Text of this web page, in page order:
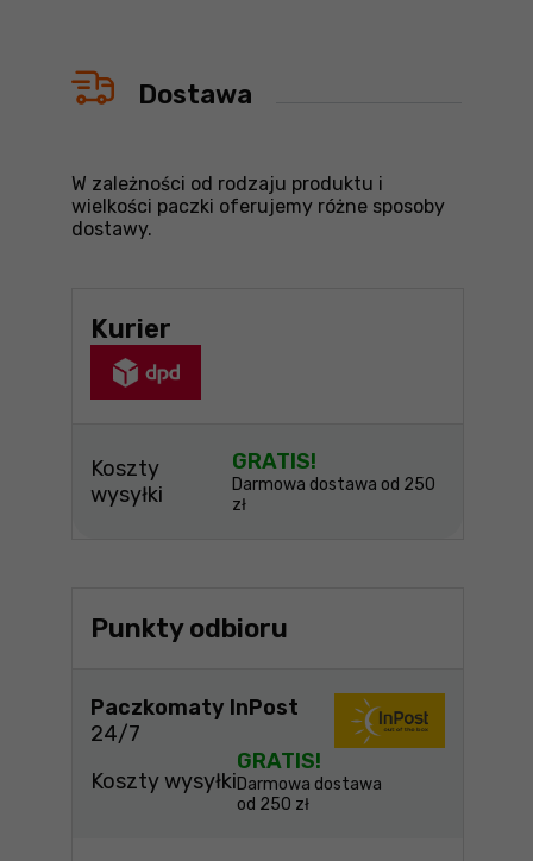
Dostawa
W zależności od rodzaju produktu i
wielkości paczki oferujemy różne sposoby
dostawy.
Kurier
Koszty
wysyłki
GRATIS!
Darmowa dostawa od 250
zł
Punkty odbioru
Paczkomaty InPost
24/7
Koszty wysyłki
GRATIS!
Darmowa dostawa
od 250 zł